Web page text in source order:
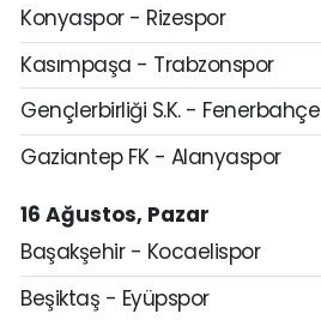
Konyaspor - Rizespor
Kasımpaşa - Trabzonspor
Gençlerbirliği S.K. - Fenerbahçe
Gaziantep FK - Alanyaspor
16 Ağustos, Pazar
Başakşehir - Kocaelispor
Beşiktaş - Eyüpspor